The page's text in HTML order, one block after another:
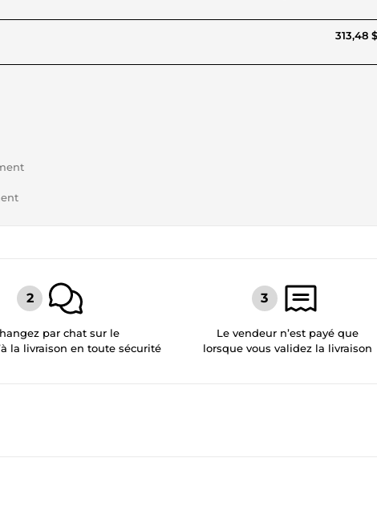
313,48
par chat sur le
la livraison en toute sécurité
Le vendeur n’est payé que
lorsque vous validez la livraison